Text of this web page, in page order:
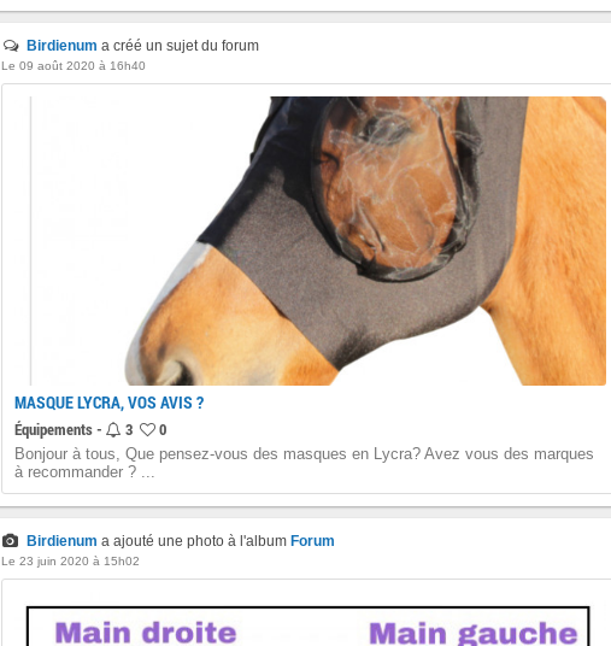
Birdienum a créé un sujet du forum
Le 09 août 2020 à 16h40
MASQUE LYCRA, VOS AVIS ?
Équipements - 3 0
Bonjour à tous, Que pensez-vous des masques en Lycra? Avez vous des marques
à recommander ? ...
Birdienum a ajouté une photo à l'album Forum
Le 23 juin 2020 à 15h02